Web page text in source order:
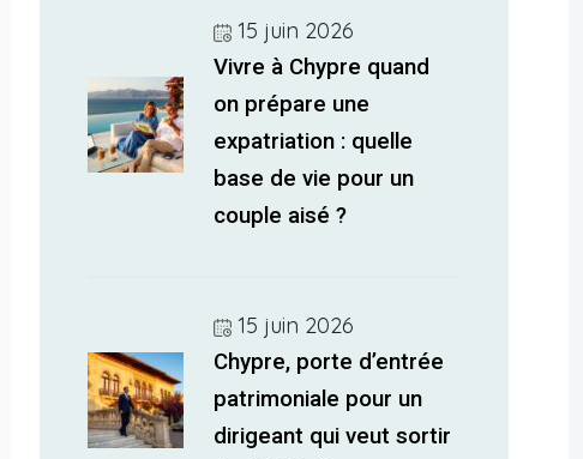
15 juin 2026
Vivre à Chypre quand
on prépare une
expatriation : quelle
base de vie pour un
couple aisé ?
15 juin 2026
Chypre, porte d’entrée
patrimoniale pour un
dirigeant qui veut sortir